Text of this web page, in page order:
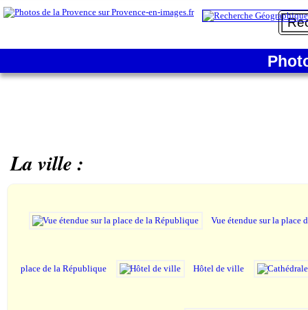
La ville :
Vue étendue sur la place
place de la République Hôtel de ville